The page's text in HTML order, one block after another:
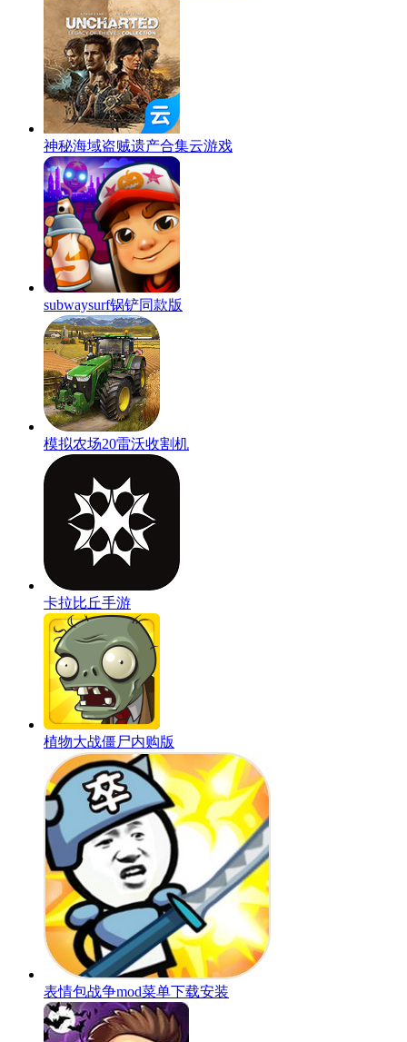
神秘海域盗贼遗产合集云游戏
subwaysurf锅铲同款版
模拟农场20雷沃收割机
卡拉比丘手游
植物大战僵尸内购版
表情包战争mod菜单下载安装